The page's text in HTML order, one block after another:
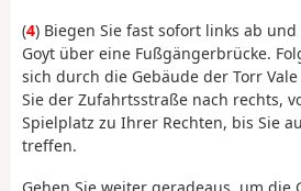
(4) Biegen Sie fast sofort links ab
Goyt über eine Fußgängerbrücke.
sich durch die Gebäude der Torr
Sie der Zufahrtsstraße nach rechts,
Spielplatz zu Ihrer Rechten, bis Sie
treffen.